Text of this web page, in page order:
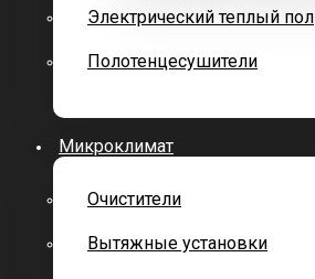
Электрический теплый пол
Полотенцесушители
Микроклимат
Очистители
Вытяжные установки